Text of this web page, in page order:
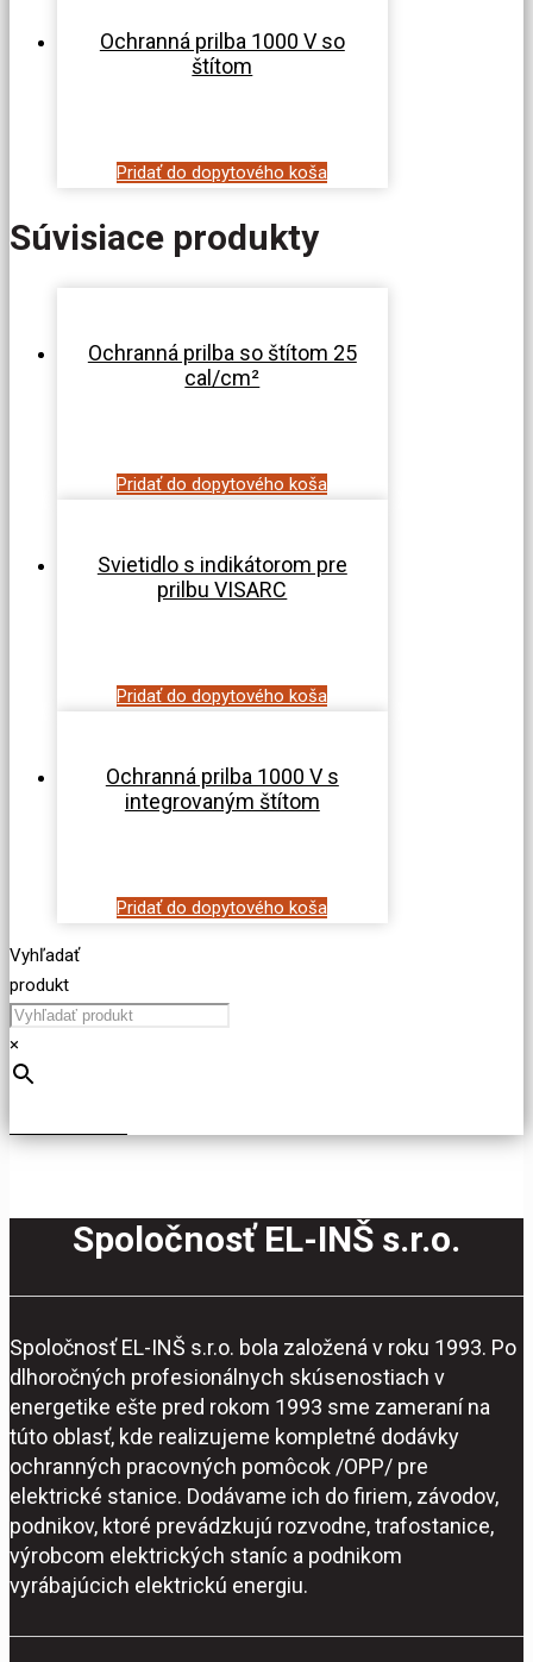
Ochranná prilba 1000 V so
štítom
Pridať do dopytového koša
Súvisiace produkty
Ochranná prilba so štítom 25
cal/cm²
Pridať do dopytového koša
Svietidlo s indikátorom pre
prilbu VISARC
Pridať do dopytového koša
Ochranná prilba 1000 V s
integrovaným štítom
Pridať do dopytového koša
Vyhľadať
produkt
×
Spoločnosť EL-INŠ s.r.o.
Spoločnosť EL-INŠ s.r.o. bola založená v roku 1993. Po
dlhoročných profesionálnych skúsenostiach v
energetike ešte pred rokom 1993 sme zameraní na
túto oblasť, kde realizujeme kompletné dodávky
ochranných pracovných pomôcok /OPP/ pre
elektrické stanice. Dodávame ich do firiem, závodov,
podnikov, ktoré prevádzkujú rozvodne, trafostanice,
výrobcom elektrických staníc a podnikom
vyrábajúcich elektrickú energiu.